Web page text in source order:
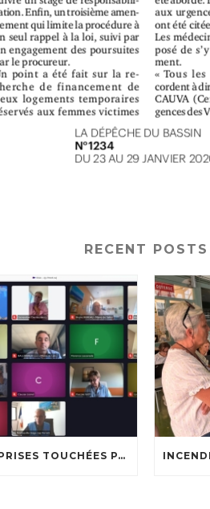
RECENT POSTS
🔥 ENTREPRISES TOUCHÉES PAR LES INCENDIES : LES DISPOSITIFS D’ACCOMPAGNEMENT MIS EN PLACE AFIN DE SOUTENIR LES ENTREPRISES ET LES TRAVAILLEURS INDÉPENDANTS IMPACTÉS SUR LE BASSIN D’ARCACHON